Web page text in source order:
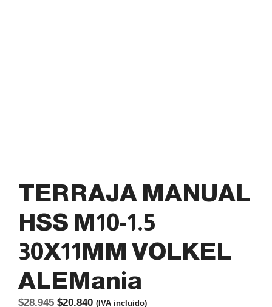
TERRAJA MANUAL
HSS M10-1.5
30X11MM VOLKEL
ALEMania
$28.945 El
$20.840El(IVA incluido)